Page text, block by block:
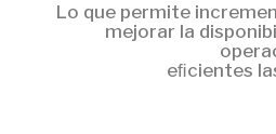
Lo que permite
mejorar la
eﬁcientes